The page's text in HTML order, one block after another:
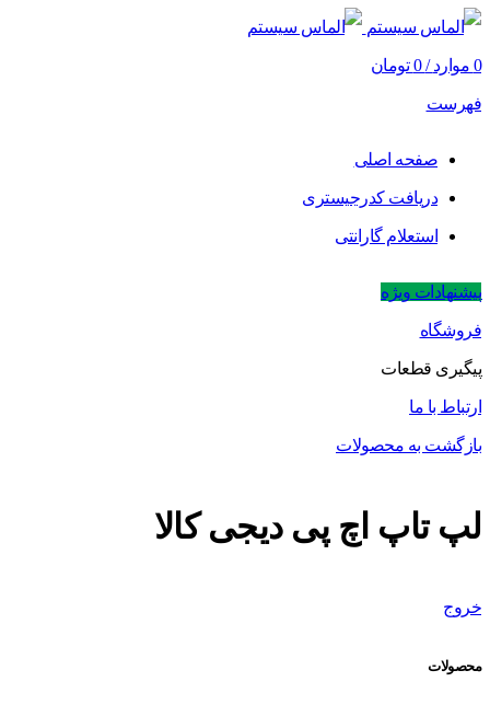
0 موارد /
0 تومان
فهرست
صفحه اصلی
دریافت کدرجیستری
استعلام گارانتی
پیشنهادات ویژه
فروشگاه
پیگیری قطعات
ارتباط با ما
بازگشت به محصولات
لپ تاپ اچ پی دیجی کالا
خروج
محصولات